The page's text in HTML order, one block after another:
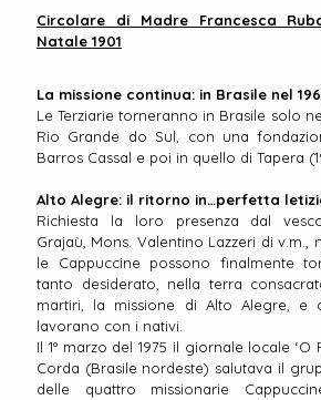
Circolare di Madre Francesca
Natale 1901
La missione continua: in Brasile nel
Le Terziarie torneranno in Brasile solo
Rio Grande do Sul, con una
Barros Cassal e poi in quello di Tapera
Alto Alegre: il ritorno in…perfetta
Richiesta la loro presenza dal
Grajaù, Mons. Valentino Lazzeri di v.m.,
le Cappuccine possono finalmente
tanto desiderato, nella terra
martiri, la missione di Alto Alegre, e
lavorano con i nativi.
Il 1° marzo del 1975 il giornale locale ‘O
Corda (Brasile nordeste) salutava il
delle quattro missionarie